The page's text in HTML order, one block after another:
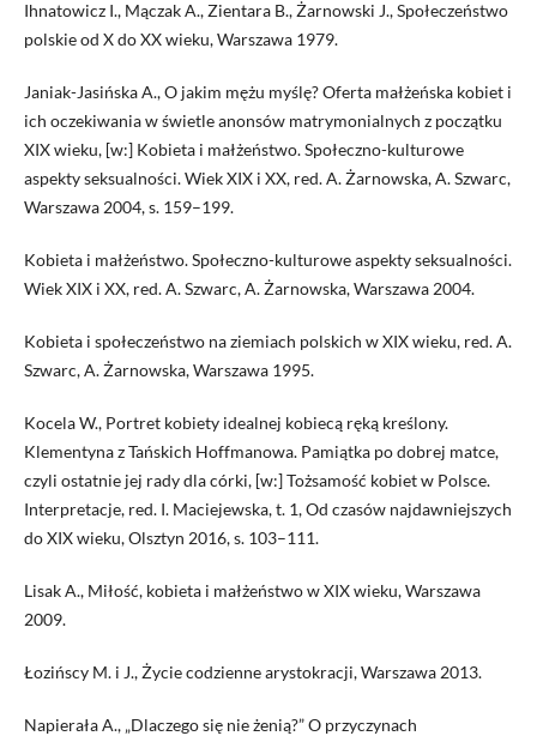
Ihnatowicz I., Mączak A., Zientara B., Żarnowski J., Społeczeństwo
polskie od X do XX wieku, Warszawa 1979.
Janiak-Jasińska A., O jakim mężu myślę? Oferta małżeńska kobiet i
ich oczekiwania w świetle anonsów matrymonialnych z początku
XIX wieku, [w:] Kobieta i małżeństwo. Społeczno-kulturowe
aspekty seksualności. Wiek XIX i XX, red. A. Żarnowska, A. Szwarc,
Warszawa 2004, s. 159–199.
Kobieta i małżeństwo. Społeczno-kulturowe aspekty seksualności.
Wiek XIX i XX, red. A. Szwarc, A. Żarnowska, Warszawa 2004.
Kobieta i społeczeństwo na ziemiach polskich w XIX wieku, red. A.
Szwarc, A. Żarnowska, Warszawa 1995.
Kocela W., Portret kobiety idealnej kobiecą ręką kreślony.
Klementyna z Tańskich Hoffmanowa. Pamiątka po dobrej matce,
czyli ostatnie jej rady dla córki, [w:] Tożsamość kobiet w Polsce.
Interpretacje, red. I. Maciejewska, t. 1, Od czasów najdawniejszych
do XIX wieku, Olsztyn 2016, s. 103–111.
Lisak A., Miłość, kobieta i małżeństwo w XIX wieku, Warszawa
2009.
Łozińscy M. i J., Życie codzienne arystokracji, Warszawa 2013.
Napierała A., „Dlaczego się nie żenią?” O przyczynach